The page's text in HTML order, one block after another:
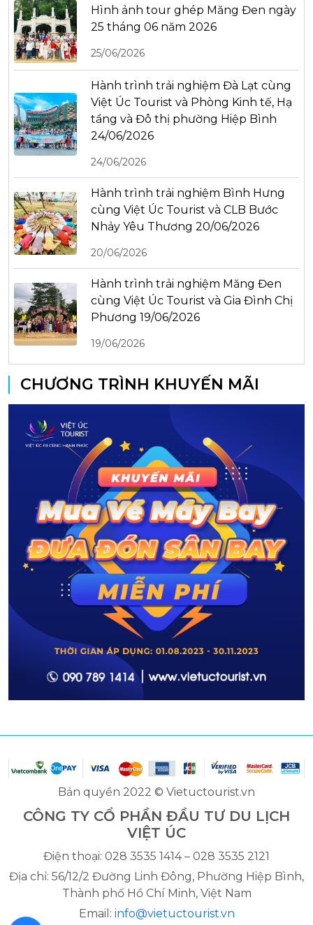
Hình ảnh tour ghép Măng Đen ngày
25 tháng 06 năm 2026
25/06/2026
Hành trình trải nghiệm Đà Lạt cùng
Việt Úc Tourist và Phòng Kinh tế, Hạ
tầng và Đô thị phường Hiệp Bình
24/06/2026
24/06/2026
Hành trình trải nghiệm Bình Hưng
cùng Việt Úc Tourist và CLB Bước
Nhảy Yêu Thương 20/06/2026
20/06/2026
Hành trình trải nghiệm Măng Đen
cùng Việt Úc Tourist và Gia Đình Chị
Phương 19/06/2026
19/06/2026
CHƯƠNG TRÌNH KHUYẾN MÃI
Bản quyền 2022 © Vietuctourist.vn
CÔNG TY CỔ PHẦN ĐẦU TƯ DU LỊCH
VIỆT ÚC
Điện thoại: 028 3535 1414 – 028 3535 2121
Địa chỉ: 56/12/2 Đường Linh Đông, Phường Hiệp Bình,
Thành phố Hồ Chí Minh, Việt Nam
Email: info@vietuctourist.vn